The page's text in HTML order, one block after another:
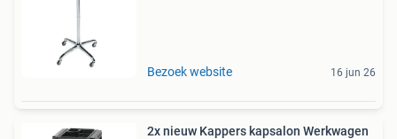
Bezoek website 16 jun 26
2x nieuw Kappers kapsalon Werkwagen